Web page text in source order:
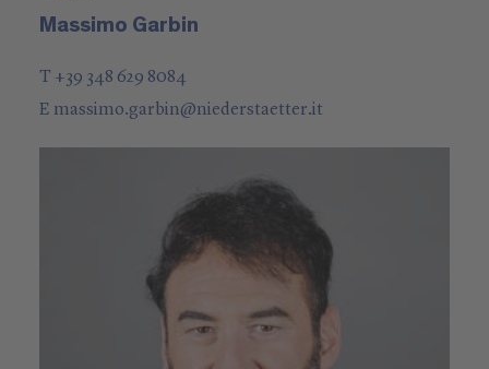
Massimo Garbin
T +39 348 629 8084
E massimo.garbin@niederstaetter.it